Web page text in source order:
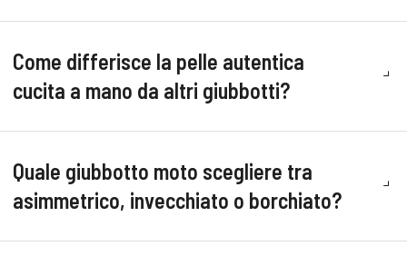
Come differisce la pelle autentica
cucita a mano da altri giubbotti?
Quale giubbotto moto scegliere tra
asimmetrico, invecchiato o borchiato?